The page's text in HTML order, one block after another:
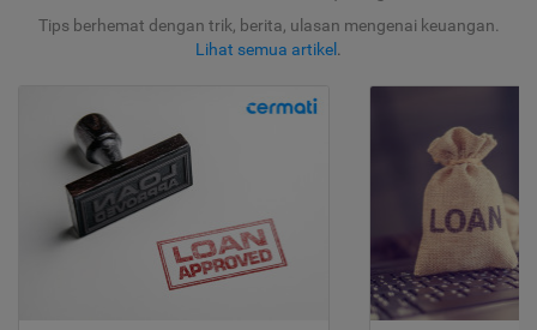
Tips berhemat dengan trik, berita, ulasan mengenai keuangan.
Lihat semua artikel .